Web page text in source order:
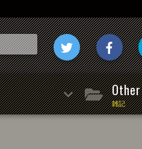
Other
雑記